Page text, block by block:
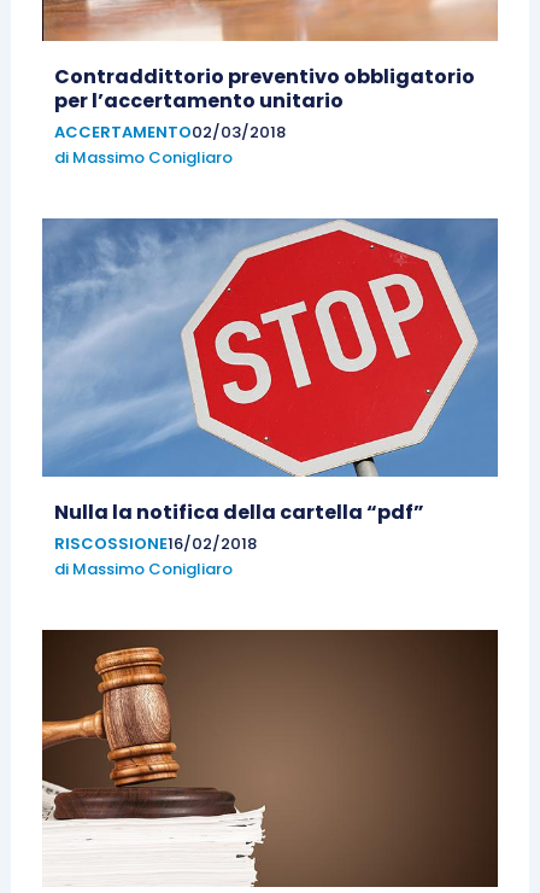
Contraddittorio preventivo obbligatorio
per l’accertamento unitario
ACCERTAMENTO02/03/2018
di Massimo Conigliaro
Nulla la notifica della cartella “pdf”
RISCOSSIONE16/02/2018
di Massimo Conigliaro